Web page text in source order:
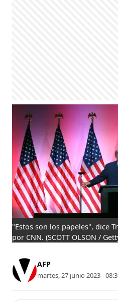
"Estos son los papeles", dice
por CNN. (SCOTT OLSON /
AFP
martes, 27 junio 2023 -